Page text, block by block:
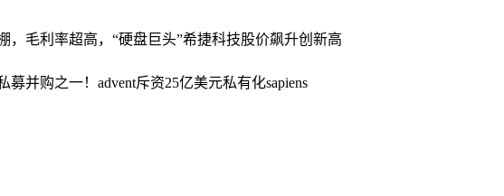
，毛利率超高，“硬盘巨头”希捷科技股价飙升创新高
并购之一！advent斥资25亿美元私有化sapiens